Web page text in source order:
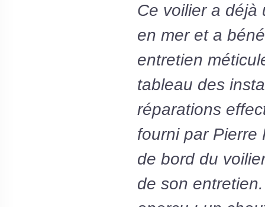
Ce voilier a déjà
en mer et a
entretien
tableau des
réparations
fourni par Pierre
de bord du
de son